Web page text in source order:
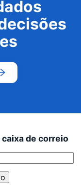
de correio